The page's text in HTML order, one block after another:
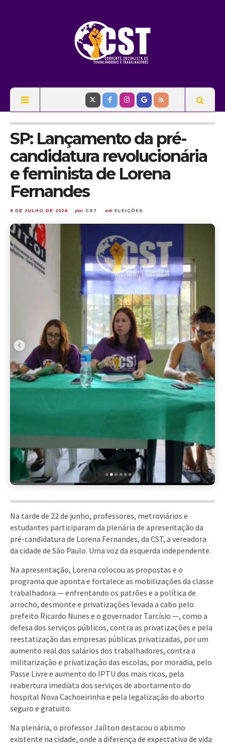
SP: Lançamento da pré-
candidatura revolucionária
e feminista de Lorena
Fernandes
9 DE JULHO DE 2024 por CST em ELEIÇÕES
Na tarde de 22 de junho, professores, metroviários e
estudantes participaram da plenária de apresentação da
pré-candidatura de Lorena Fernandes, da CST, a vereadora
da cidade de São Paulo. Uma voz da esquerda independente.
Na apresentação, Lorena colocou as propostas e o
programa que aponta e fortalece as mobilizações da classe
trabalhadora — enfrentando os patrões e a política de
arrocho, desmonte e privatizações levada a cabo pelo
prefeito Ricardo Nunes e o governador Tarcísio —, como a
defesa dos serviços públicos, contra as privatizações e pela
reestatização das empresas públicas privatizadas, por um
aumento real dos salários dos trabalhadores, contra a
militarização e privatização das escolas, por moradia, pelo
Passe Livre e aumento do IPTU dos mais ricos, pela
reabertura imediata dos serviços de abortamento do
hospital Nova Cachoeirinha e pela legalização do aborto
seguro e gratuito.
Na plenária, o professor Jaílton destacou o abismo
existente na cidade, onde a diferença de expectativa de vida